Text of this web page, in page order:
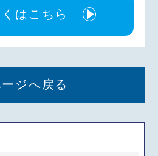
はこちら
ジへ戻る